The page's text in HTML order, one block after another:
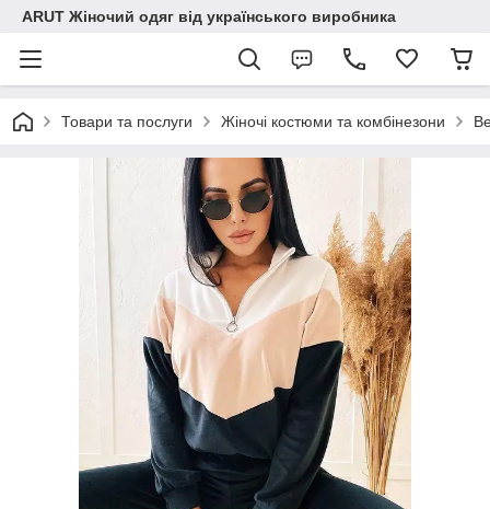
ARUT Жіночий одяг від українського виробника
Товари та послуги Жіночі костюми та комбінезони